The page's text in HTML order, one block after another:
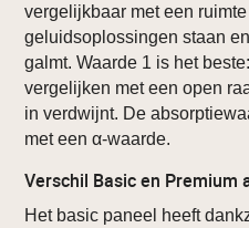
vergelijkbaar met een
geluidsoplossingen staan
galmt. Waarde 1 is het
vergelijken met een open
in verdwijnt. De
met een α-waarde.
Verschil Basic en Premium
Het basic paneel heeft